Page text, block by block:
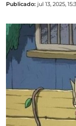
Publicado: jul 13, 2025,